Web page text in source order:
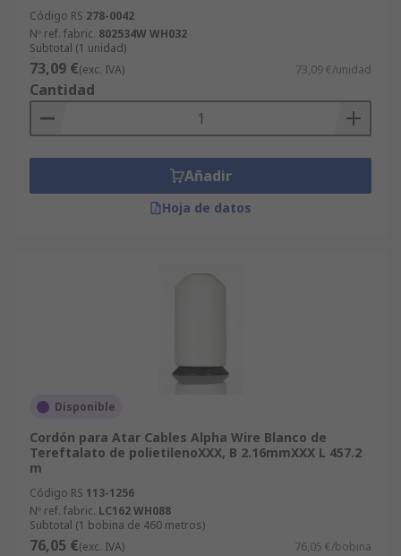
Código RS 278-0042
Nº ref. fabric. 802534W WH032
Subtotal (1 unidad)
73,09 €(exc. IVA) 73,09 €/unidad
Cantidad
Añadir
Hoja de datos
Disponible
Cordón para Atar Cables Alpha Wire Blanco de
Tereftalato de polietilenoXXX, B 2.16mmXXX L 457.2
m
Código RS 113-1256
Nº ref. fabric. LC162 WH088
Subtotal (1 bobina de 460 metros)
76,05 €(exc. IVA) 76,05 €/bobina